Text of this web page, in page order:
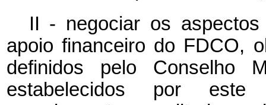
II - negociar os
apoio financeiro do FDCO,
definidos pelo Conselho
estabelecidos por